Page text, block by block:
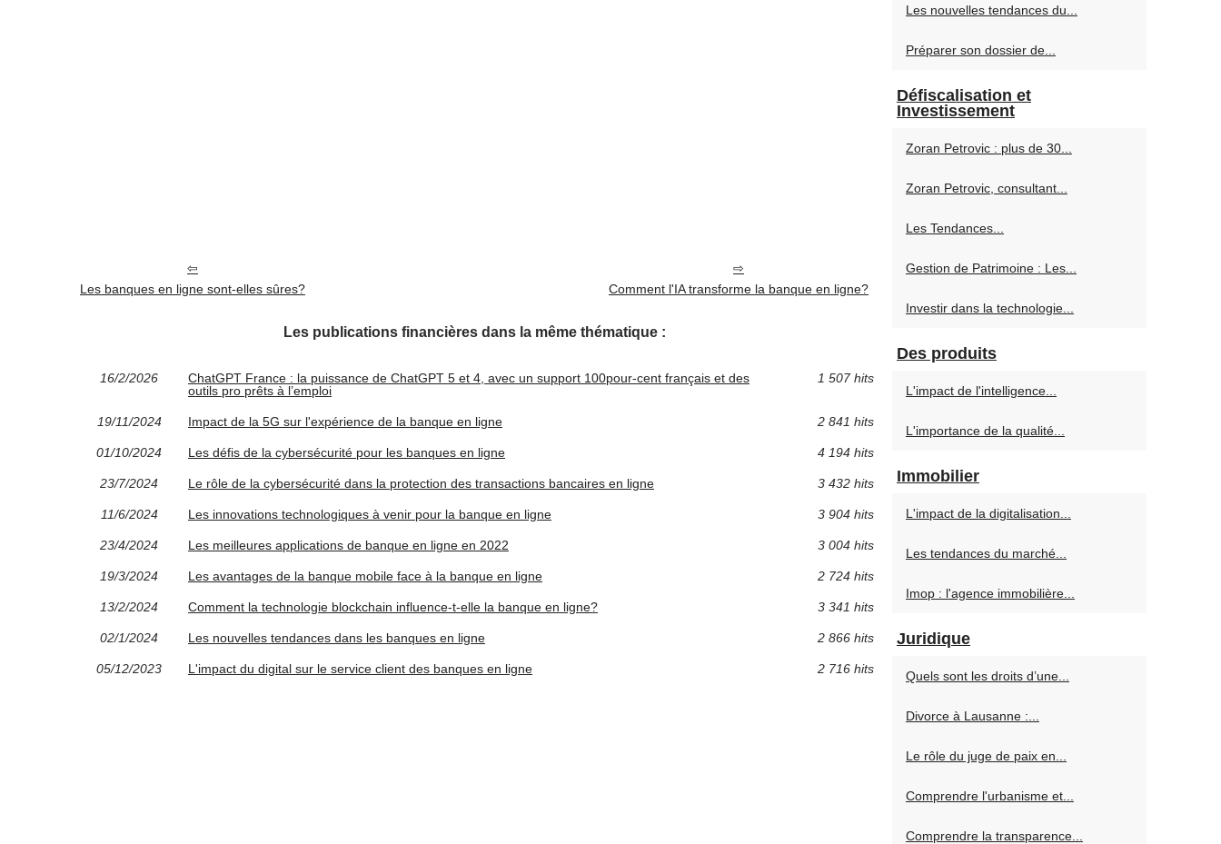
Les banques en ligne sont-elles sûres? Comment l'IA transforme la banque en ligne?
Les publications financières dans la même thématique :
16/2/2026
ChatGPT France : la puissance de ChatGPT 5 et 4, avec un support 100pour-cent français et des
outils pro prêts à l’emploi
1 507 hits
19/11/2024 Impact de la 5G sur l'expérience de la banque en ligne 2 841 hits
01/10/2024 Les défis de la cybersécurité pour les banques en ligne 4 194 hits
23/7/2024 Le rôle de la cybersécurité dans la protection des transactions bancaires en ligne 3 432 hits
11/6/2024 Les innovations technologiques à venir pour la banque en ligne 3 904 hits
23/4/2024 Les meilleures applications de banque en ligne en 2022 3 004 hits
19/3/2024 Les avantages de la banque mobile face à la banque en ligne 2 724 hits
13/2/2024 Comment la technologie blockchain influence-t-elle la banque en ligne? 3 341 hits
02/1/2024 Les nouvelles tendances dans les banques en ligne 2 866 hits
05/12/2023 L'impact du digital sur le service client des banques en ligne 2 716 hits
Les nouvelles tendances du...
Préparer son dossier de...
Défiscalisation et
Investissement
Zoran Petrovic : plus de 30...
Zoran Petrovic, consultant...
Les Tendances...
Gestion de Patrimoine : Les...
Investir dans la technologie...
Des produits
L'impact de l'intelligence...
L'importance de la qualité...
Immobilier
L'impact de la digitalisation...
Les tendances du marché...
Imop : l'agence immobilière...
Juridique
Quels sont les droits d’une...
Divorce à Lausanne :...
Le rôle du juge de paix en...
Comprendre l'urbanisme et...
Comprendre la transparence...